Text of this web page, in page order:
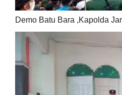
Demo Batu Bara ,Kapolda